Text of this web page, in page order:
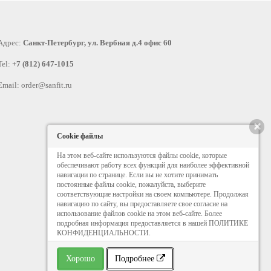
Санкт-Петербург, ул. Вербная д.4 офис 60
+7 (812) 647-1015
order@sanfit.ru
×
Cookie файлы
На этом веб-сайте используются файлы cookie, которые
обеспечивают работу всех функций для наиболее эффективной
навигации по странице. Если вы не хотите принимать
постоянные файлы cookie, пожалуйста, выберите
соответствующие настройки на своем компьютере. Продолжая
навигацию по сайту, вы предоставляете свое согласие на
использование файлов cookie на этом веб-сайте. Более
подробная информация предоставляется в нашей ПОЛИТИКЕ
КОНФИДЕНЦИАЛЬНОСТИ.
Хорошо Подробнее